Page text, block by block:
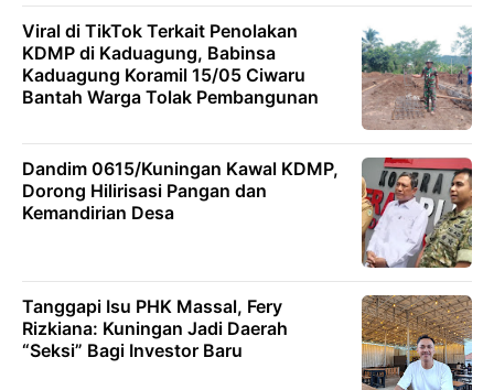
Viral di TikTok Terkait Penolakan
KDMP di Kaduagung, Babinsa
Kaduagung Koramil 15/05 Ciwaru
Bantah Warga Tolak Pembangunan
Dandim 0615/Kuningan Kawal KDMP,
Dorong Hilirisasi Pangan dan
Kemandirian Desa
Tanggapi Isu PHK Massal, Fery
Rizkiana: Kuningan Jadi Daerah
“Seksi” Bagi Investor Baru